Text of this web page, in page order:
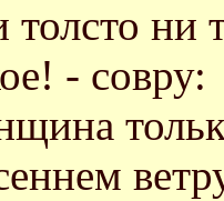
ни
- совру: